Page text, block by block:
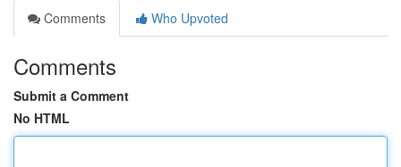
Comments
Who Upvoted
Comments
Submit a Comment
No HTML